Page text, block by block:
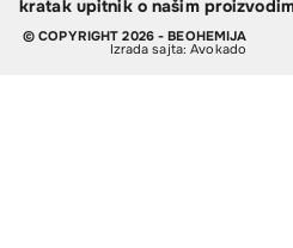
kratak upitnik o našim
© COPYRIGHT 2026 - BEOHEMIJA
Izrada sajta: Avokado